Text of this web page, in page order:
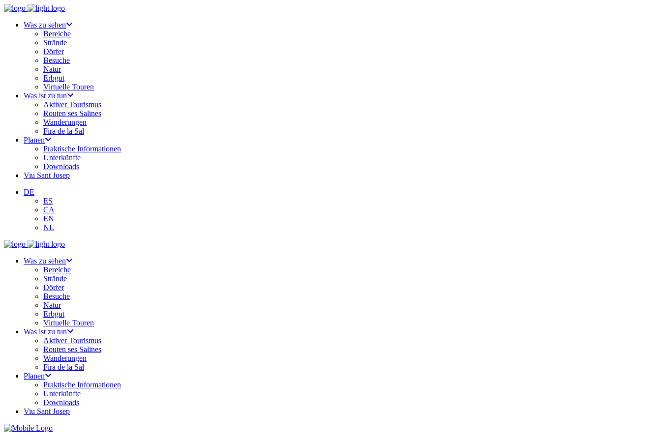
Was zu sehen
Bereiche
Strände
Dörfer
Besuche
Natur
Erbgut
Virtuelle Touren
Was ist zu tun
Aktiver Tourismus
Routen ses Salines
Wanderungen
Fira de la Sal
Planen
Praktische Informationen
Unterkünfte
Downloads
Viu Sant Josep
DE
ES
CA
EN
NL
Was zu sehen
Bereiche
Strände
Dörfer
Besuche
Natur
Erbgut
Virtuelle Touren
Was ist zu tun
Aktiver Tourismus
Routen ses Salines
Wanderungen
Fira de la Sal
Planen
Praktische Informationen
Unterkünfte
Downloads
Viu Sant Josep